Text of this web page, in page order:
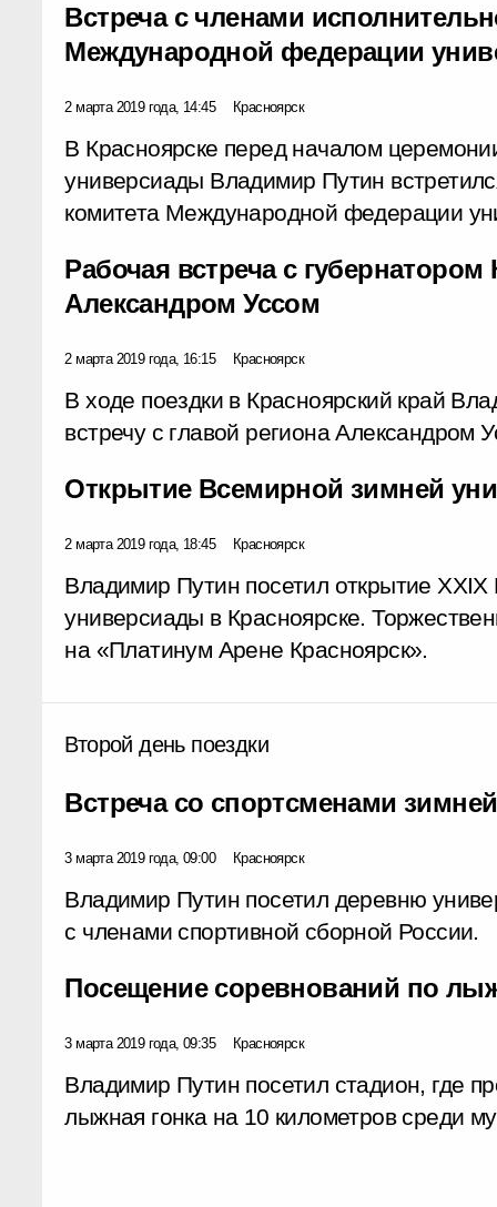
Встреча с членами
Международной федерации
2 марта 2019 года, 14:45 Красноярск
В Красноярске перед началом
универсиады Владимир Путин
комитета Международной федерации
Рабочая встреча с губернатором
Александром Уссом
2 марта 2019 года, 16:15 Красноярск
В ходе поездки в Красноярский край
встречу с главой региона Александром
Открытие Всемирной зимней
2 марта 2019 года, 18:45 Красноярск
Владимир Путин посетил открытие
универсиады в Красноярске.
на «Платинум Арене Красноярск».
Второй день поездки
Встреча со спортсменами
3 марта 2019 года, 09:00 Красноярск
Владимир Путин посетил деревню
с членами спортивной сборной России.
Посещение соревнований по
3 марта 2019 года, 09:35 Красноярск
Владимир Путин посетил стадион, где
лыжная гонка на 10 километров среди